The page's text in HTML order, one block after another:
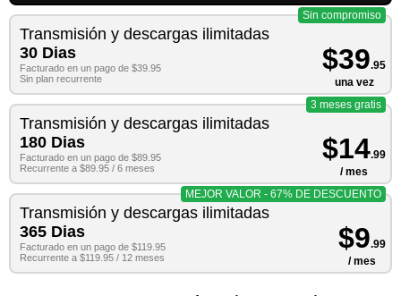
Transmisión y descargas ilimitadas
30 Dias
Facturado en un pago de $39.95
Sin plan recurrente
$39.95
una vez
Sin compromiso
Transmisión y descargas ilimitadas
180 Dias
Facturado en un pago de $89.95
Recurrente a $89.95 / 6 meses
$14.99
/ mes
3 meses gratis
Transmisión y descargas ilimitadas
365 Dias
Facturado en un pago de $119.95
Recurrente a $119.95 / 12 meses
$9.99
/ mes
MEJOR VALOR - 67% DE DESCUENTO